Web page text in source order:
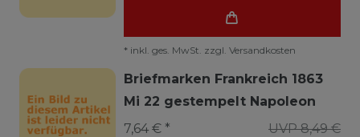
* inkl. ges. MwSt. zzgl. Versandkosten
Briefmarken Frankreich 1863
Mi 22 gestempelt Napoleon
UVP 8,49 €
7,64 € *